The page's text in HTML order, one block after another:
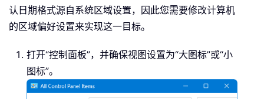
认日期格式源自系统区域设置，因此您需要修改计算机
的区域偏好设置来实现这一目标。
打开“控制面板”，并确保视图设置为“大图标”或“小
图标”。